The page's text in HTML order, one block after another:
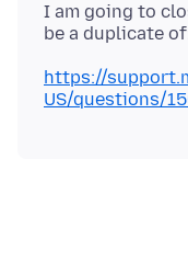
I am going to
https://
US/questions/